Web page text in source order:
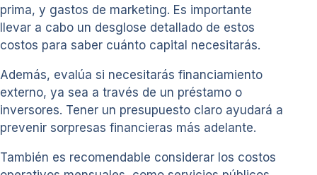
prima, y gastos de marketing. Es importante
llevar a cabo un desglose detallado de estos
costos para saber cuánto capital necesitarás.
Además, evalúa si necesitarás financiamiento
externo, ya sea a través de un préstamo o
inversores. Tener un presupuesto claro ayudará a
prevenir sorpresas financieras más adelante.
También es recomendable considerar los costos